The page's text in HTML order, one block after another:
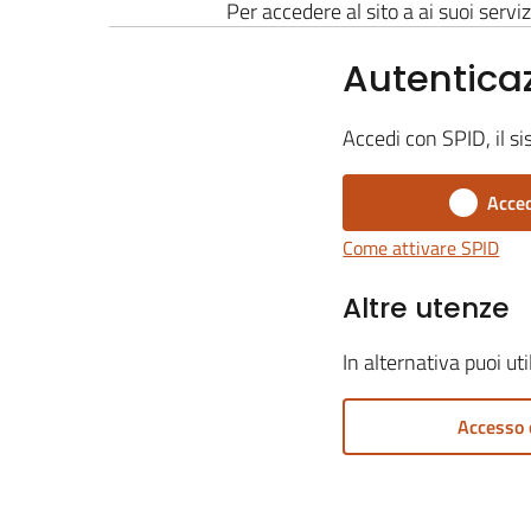
Per accedere al sito a ai suoi
Accedi con SPID, il
Come attivare SPID
Altre utenze
In alternativa puoi